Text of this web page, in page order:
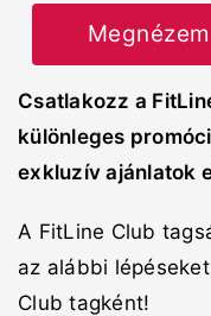
Megnézem
Csatlakozz a
különleges
exkluzív ajánlatok
A FitLine Club
az alábbi
Club tagként!